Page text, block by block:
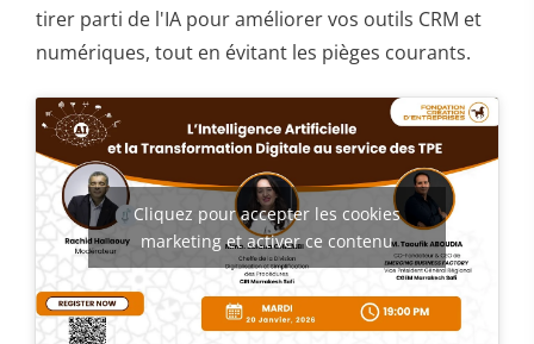
tirer parti de l'IA pour améliorer vos outils CRM et
numériques, tout en évitant les pièges courants.
Cliquez pour accepter les cookies
marketing et activer ce contenu